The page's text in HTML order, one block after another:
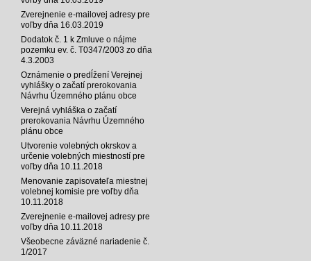
Zverejnenie e-mailovej adresy pre
voľby dňa 16.03.2019
Dodatok č. 1 k Zmluve o nájme
pozemku ev. č. T0347/2003 zo dňa
4.3.2003
Oznámenie o predĺžení Verejnej
vyhlášky o začatí prerokovania
Návrhu Územného plánu obce
Verejná vyhláška o začatí
prerokovania Návrhu Územného
plánu obce
Utvorenie volebných okrskov a
určenie volebných miestností pre
voľby dňa 10.11.2018
Menovanie zapisovateľa miestnej
volebnej komisie pre voľby dňa
10.11.2018
Zverejnenie e-mailovej adresy pre
voľby dňa 10.11.2018
Všeobecne záväzné nariadenie č.
1/2017